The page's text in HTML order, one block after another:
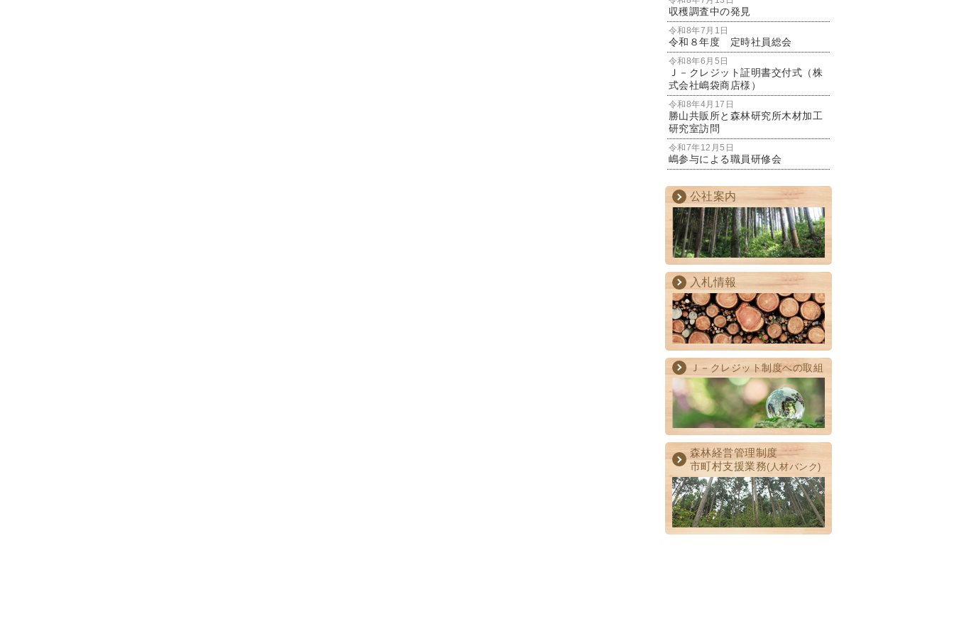
収穫調査中の発見
令和8年7月1日
令和８年度 定時社員総会
令和8年6月5日
Ｊ－クレジット証明書交付式（株
式会社嶋袋商店様）
令和8年4月17日
勝山共販所と森林研究所木材加工
研究室訪問
令和7年12月5日
嶋参与による職員研修会
公社案内
入札情報
Ｊ－クレジット制度への取組
森林経営管理制度
市町村支援業務(人材バンク)